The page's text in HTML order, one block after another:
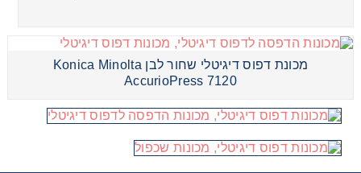
מכונת דפוס דיגיטלי שחור לבן Konica Minolta
AccurioPress 7120